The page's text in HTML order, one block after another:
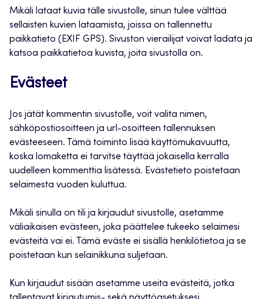
Mikäli lataat kuvia tälle sivustolle, sinun tulee välttää
sellaisten kuvien lataamista, joissa on tallennettu
paikkatieto (EXIF GPS). Sivuston vierailijat voivat ladata ja
katsoa paikkatietoa kuvista, joita sivustolla on.
Evästeet
Jos jätät kommentin sivustolle, voit valita nimen,
sähköpostiosoitteen ja url-osoitteen tallennuksen
evästeeseen. Tämä toiminto lisää käyttömukavuutta,
koska lomaketta ei tarvitse täyttää jokaisella kerralla
uudelleen kommenttia lisätessä. Evästetieto poistetaan
selaimesta vuoden kuluttua.
Mikäli sinulla on tili ja kirjaudut sivustolle, asetamme
väliaikaisen evästeen, joka päättelee tukeeko selaimesi
evästeitä vai ei. Tämä eväste ei sisällä henkilötietoa ja se
poistetaan kun selainikkuna suljetaan.
Kun kirjaudut sisään asetamme useita evästeitä, jotka